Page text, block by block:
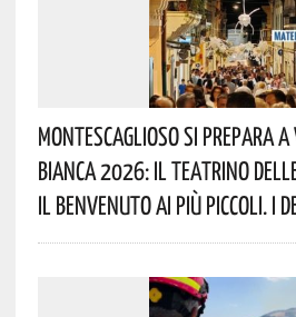
Montescaglioso Si Prepara
Bianca 2026: Il Teatrino
Il Benvenuto Ai Più Piccoli. I